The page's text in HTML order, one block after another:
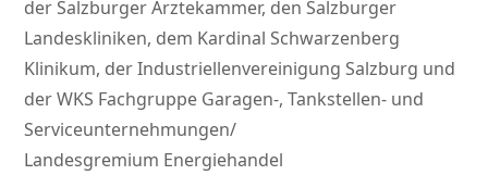
der Salzburger Ärztekammer, den Salzburger
Landeskliniken, dem Kardinal Schwarzenberg
Klinikum, der Industriellenvereinigung Salzburg und
der WKS Fachgruppe Garagen-, Tankstellen- und
Serviceunternehmungen/
Landesgremium Energiehandel